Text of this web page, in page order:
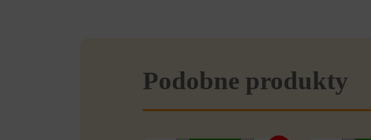
Podobne produkty